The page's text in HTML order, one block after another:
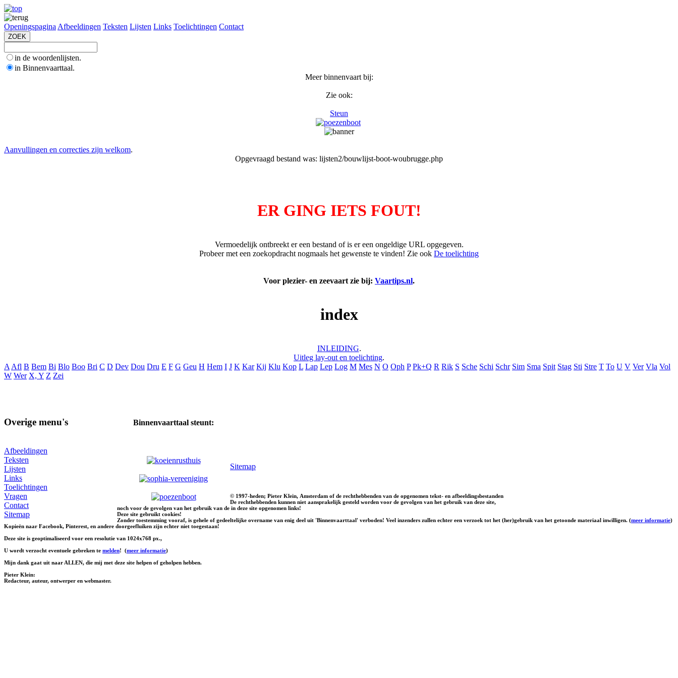
Openingspagina Afbeeldingen Teksten Lijsten Links Toelichtingen Contact
in de woordenlijsten.
in Binnenvaarttaal.
Meer binnenvaart bij:
Zie ook:
Steun
Aanvullingen en correcties zijn welkom.
Opgevraagd bestand was: lijsten2/bouwlijst-boot-woubrugge.php
ER GING IETS FOUT!
Vermoedelijk ontbreekt er een bestand of is er een ongeldige URL opgegeven.
Probeer met een zoekopdracht nogmaals het gewenste te vinden! Zie ook De toelichting
Voor plezier- en zeevaart zie bij: Vaartips.nl.
index
INLEIDING.
Uitleg lay-out en toelichting.
A Afl B Bem Bi Blo Boo Bri C D Dev Dou Dru E F G Geu H Hem I J K Kar Kij Klu Kop L Lap Lep Log M Mes N O Oph P Pk+Q R Rik S Sche Schi Schr Sim Sma Spit Stag Sti Stre T To U V Ver Vla Vol
W Wer X, Y Z Zei
Overige menu's
Afbeeldingen
Teksten
Lijsten
Links
Toelichtingen
Vragen
Contact
Sitemap
Binnenvaarttaal steunt:
Sitemap
© 1997-heden; Pieter Klein, Amsterdam of de rechthebbenden van de opgenomen tekst- en afbeeldingsbestanden
De rechthebbenden kunnen niet aansprakelijk gesteld worden voor de gevolgen van het gebruik van deze site,
noch voor de gevolgen van het gebruik van de in deze site opgenomen links!
Deze site gebruikt cookies!
Zonder toestemming vooraf, is gehele of gedeeltelijke overname van enig deel uit 'Binnenvaarttaal' verboden! Veel inzenders zullen echter een verzoek tot het (her)gebruik van het getoonde materiaal inwilligen. (meer informatie)
Kopieën naar Facebook, Pinterest, en andere doorgeefluiken zijn echter niet toegestaan!
Deze site is geoptimaliseerd voor een resolutie van 1024x768 px.,
U wordt verzocht eventuele gebreken te melden! (meer informatie)
Mijn dank gaat uit naar ALLEN, die mij met deze site helpen of geholpen hebben.
Pieter Klein:
Redacteur, auteur, ontwerper en webmaster.